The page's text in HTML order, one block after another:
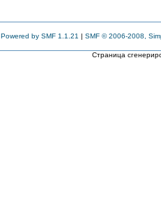
Powered by SMF 1.1.21 | SMF © 2006-2008,
Страница